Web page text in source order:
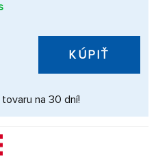
KÚPIŤ
na 30 dní!